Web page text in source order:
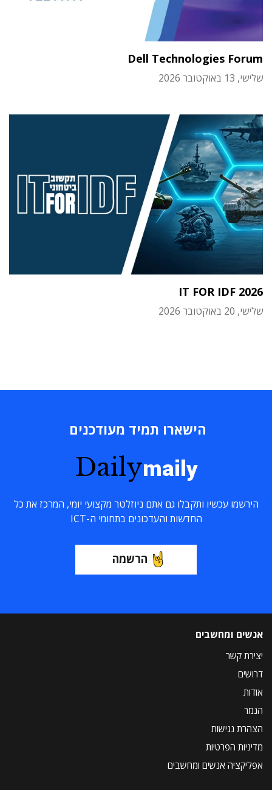
Dell Technologies Forum
שלישי, 13 באוקטובר 2026
IT FOR IDF 2026
שלישי, 20 באוקטובר 2026
הישארו תמיד מעודכנים
Dailymaily
הירשמו עכשיו ותקבלו גם אתם ניוזלטר מקצועי יומי, המרכז את כל
החדשות והעדכונים בתחומי ה-ICT
הרשמה
אנשים ומחשבים
יצירת קשר
דרושים
אודות
הנמר
הצהרת נגישות
מדיניות הפרטיות
אפליקציה אנשים ומחשבים